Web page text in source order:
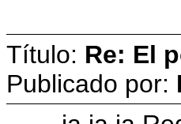
Título: Re: El
Publicado por: